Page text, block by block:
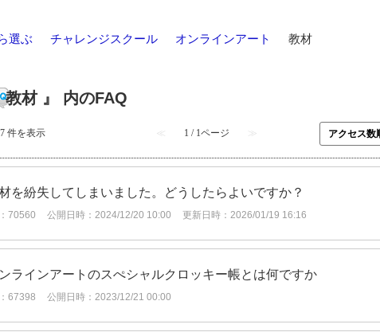
選ぶ チャレンジスクール オンラインアート 教材
教材 』 内のFAQ
件を表示 ≪ 1 / 1ページ ≫
を紛失してしまいました。どうしたらよいですか？
70560 公開日時：2024/12/20 10:00 更新日時：2026/01/19 16:16
ラインアートのスぺシャルクロッキー帳とは何ですか
67398 公開日時：2023/12/21 00:00